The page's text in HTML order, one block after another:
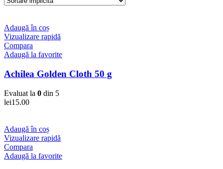
Adaugă în coș
Vizualizare rapidă
Compara
Adaugă la favorite
Achilea Golden Cloth 50 g
Evaluat la 0 din 5
lei15.00
Adaugă în coș
Vizualizare rapidă
Compara
Adaugă la favorite